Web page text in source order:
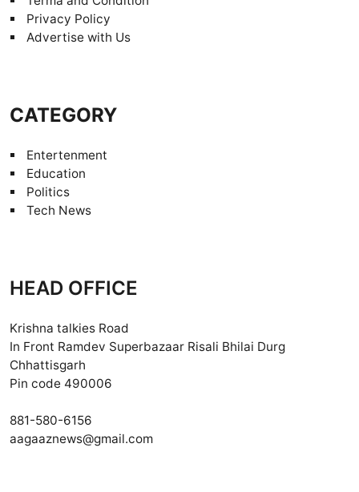
Privacy Policy
Advertise with Us
CATEGORY
Entertenment
Education
Politics
Tech News
HEAD OFFICE
Krishna talkies Road
In Front Ramdev Superbazaar Risali Bhilai Durg
Chhattisgarh
Pin code 490006
881-580-6156
aagaaznews@gmail.com